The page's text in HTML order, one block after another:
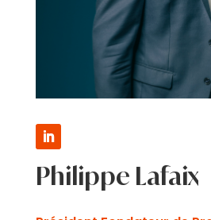
Philippe Lafaix